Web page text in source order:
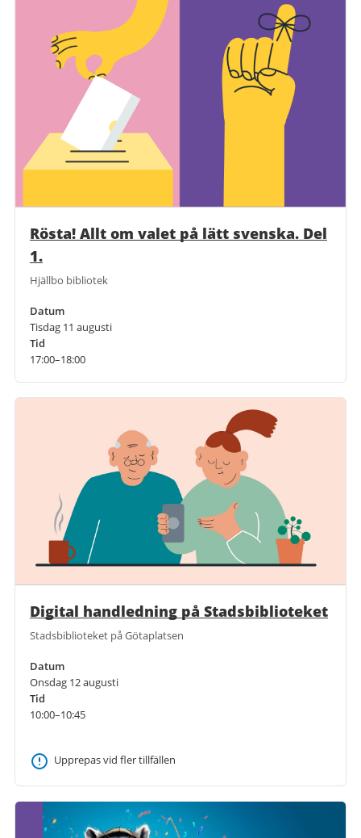
Rösta! Allt om valet på lätt svenska. Del
1.
Hjällbo bibliotek
Datum
Tisdag 11 augusti
Tid
17:00–18:00
Digital handledning på Stadsbiblioteket
Stadsbiblioteket på Götaplatsen
Datum
Onsdag 12 augusti
Tid
10:00–10:45
Upprepas vid fler tillfällen